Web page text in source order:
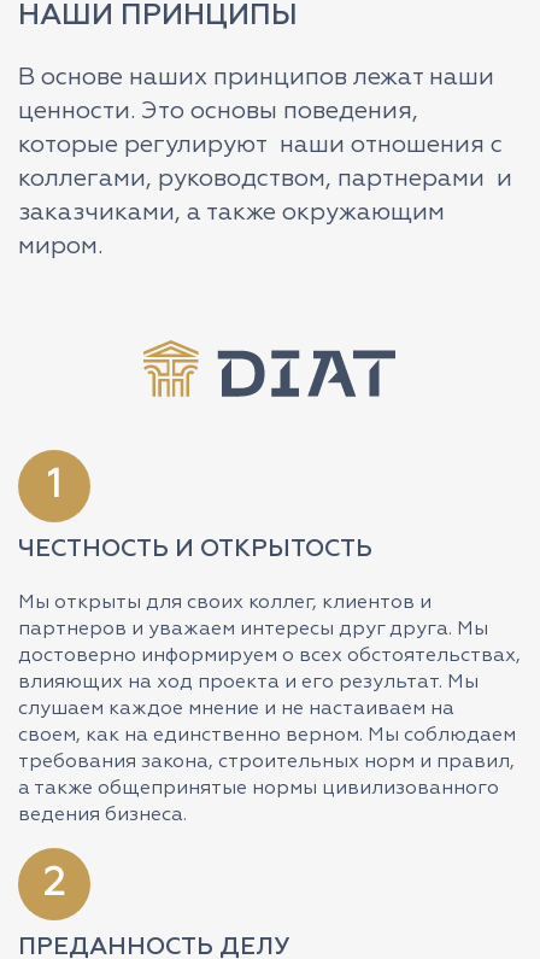
НАШИ ПРИНЦИПЫ
В основе наших принципов лежат наши
ценности. Это основы поведения,
которые регулируют наши отношения с
коллегами, руководством, партнерами и
заказчиками, а также окружающим
миром.
1
ЧЕСТНОСТЬ И ОТКРЫТОСТЬ
Мы открыты для своих коллег, клиентов и
партнеров и уважаем интересы друг друга. Мы
достоверно информируем о всех обстоятельствах,
влияющих на ход проекта и его результат. Мы
слушаем каждое мнение и не настаиваем на
своем, как на единственно верном. Мы соблюдаем
требования закона, строительных норм и правил,
а также общепринятые нормы цивилизованного
ведения бизнеса.
2
ПРЕДАННОСТЬ ДЕЛУ